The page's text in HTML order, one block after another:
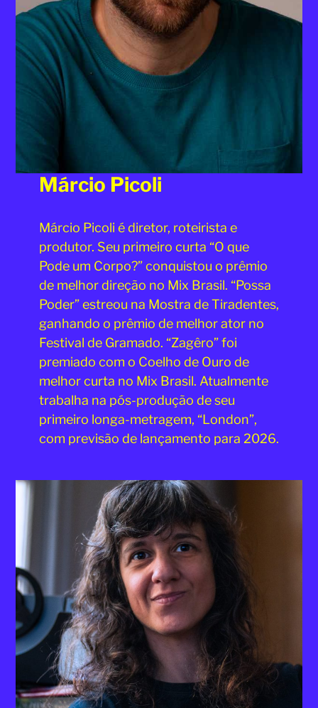
Márcio Picoli
Márcio Picoli é diretor, roteirista e
produtor. Seu primeiro curta “O que
Pode um Corpo?” conquistou o prêmio
de melhor direção no Mix Brasil. “Possa
Poder” estreou na Mostra de Tiradentes,
ganhando o prêmio de melhor ator no
Festival de Gramado. “Zagêro” foi
premiado com o Coelho de Ouro de
melhor curta no Mix Brasil. Atualmente
trabalha na pós-produção de seu
primeiro longa-metragem, “London”,
com previsão de lançamento para 2026.